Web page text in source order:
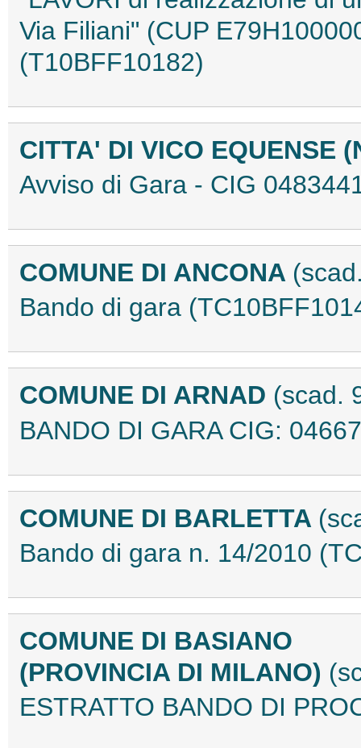
Via Filiani" (CUP
(T10BFF10182)
CITTA' DI VICO EQUENSE
Avviso di Gara - CIG
COMUNE DI ANCONA
Bando di gara
COMUNE DI ARNAD (scad.
BANDO DI GARA CIG:
COMUNE DI BARLETTA
Bando di gara n. 14/2010
COMUNE DI BASIANO
(PROVINCIA DI MILANO)
ESTRATTO BANDO DI